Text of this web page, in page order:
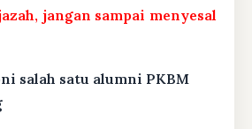
jangan sampai menyesal
salah satu alumni PKBM